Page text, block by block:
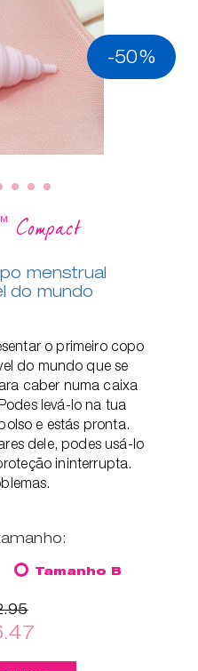
-50%
Compact
menstrual
do mundo
o primeiro copo
do mundo que se
caber numa caixa
levá-lo na tua
e estás pronta.
dele, podes usá-lo
ininterrupta.
Tamanho B